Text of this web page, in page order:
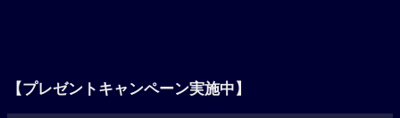
【プレゼントキャンペーン実施中】